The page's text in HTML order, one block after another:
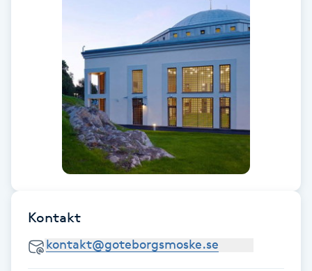
Bambumassage
BIAB
Blowout
Kontakt